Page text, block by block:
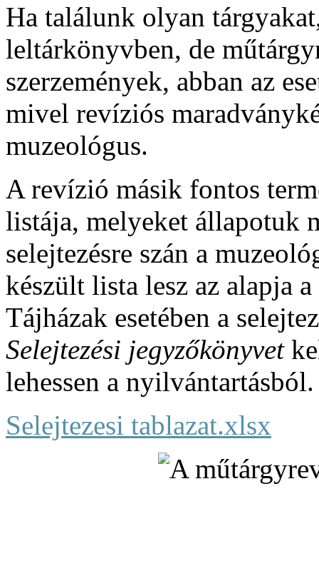
Ha találunk olyan
leltárkönyvben, de
szerzemények, abban az
mivel revíziós
muzeológus.
A revízió másik fontos
listája, melyeket állapotuk
selejtezésre szán a
készült lista lesz az alapja
Tájházak esetében a
Selejtezési jegyzőkönyvet
lehessen a nyilvántartásból.
Selejtezesi tablazat.xlsx